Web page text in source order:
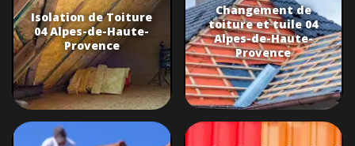
Isolation de Toiture
04 Alpes-de-Haute-
Provence
Changement de
toiture et tuile 04
Alpes-de-Haute-
Provence